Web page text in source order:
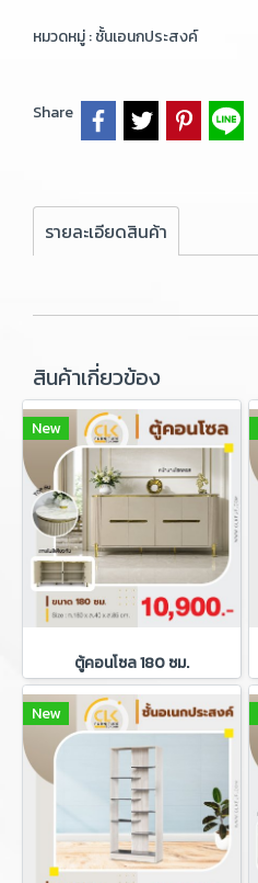
หมวดหมู่ :ชั้นเอนกประสงค์
Share
รายละเอียดสินค้า
สินค้าเกี่ยวข้อง
New
ตู้คอนโซล 180 ซม.
New